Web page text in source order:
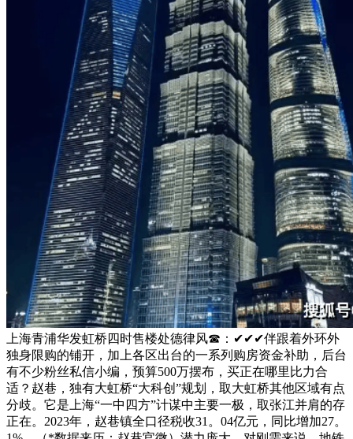
上海青浦华发虹桥四时售楼处德律风☎：✔✔✔伴跟着外环外
独身限购的铺开，加上各区出台的一系列购房资金补助，后台
有不少粉丝私信小编，预算500万摆布，买正在哪里比力合
适？赵巷，独有大虹桥“大科创”规划，取大虹桥其他区域有点
分歧。它是上海“一中四方”计谋中主要一极，取张江并肩的存
正在。2023年，赵巷镇全口径税收31。04亿元，同比增加27。